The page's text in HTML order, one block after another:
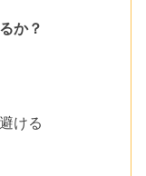
か？
ける